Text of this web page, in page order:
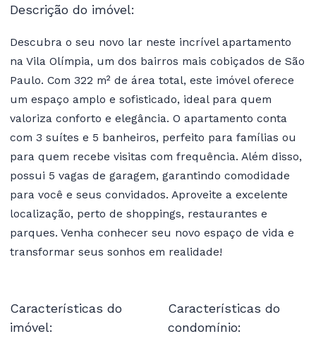
Descrição do imóvel:
Descubra o seu novo lar neste incrível apartamento
na Vila Olímpia, um dos bairros mais cobiçados de São
Paulo. Com 322 m² de área total, este imóvel oferece
um espaço amplo e sofisticado, ideal para quem
valoriza conforto e elegância. O apartamento conta
com 3 suítes e 5 banheiros, perfeito para famílias ou
para quem recebe visitas com frequência. Além disso,
possui 5 vagas de garagem, garantindo comodidade
para você e seus convidados. Aproveite a excelente
localização, perto de shoppings, restaurantes e
parques. Venha conhecer seu novo espaço de vida e
transformar seus sonhos em realidade!
Características do
imóvel:
Características do
condomínio: